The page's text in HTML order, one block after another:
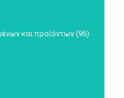
και προϊόντων(96)